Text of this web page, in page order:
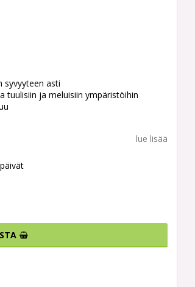
syvyyteen asti
tuulisiin ja meluisiin ympäristöihin
lue lisää